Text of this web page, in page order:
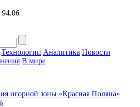
Технологии Аналитика Новости
В мире
игорной зоны «Красная Поляна»